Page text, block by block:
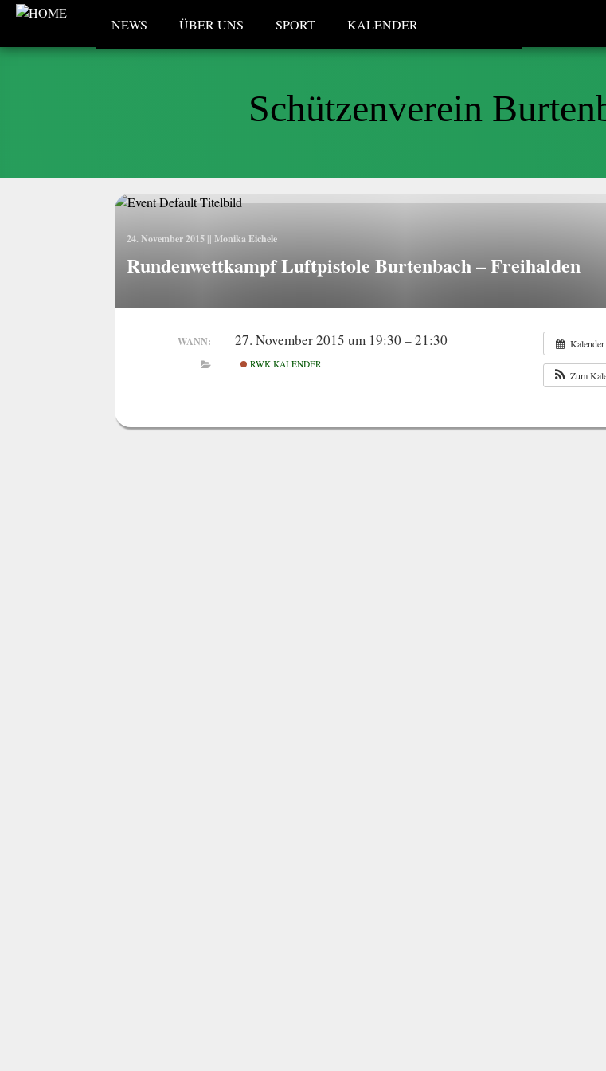
NEWS ÜBER UNS SPORT KALENDER
Schützenverein
24. November 2015 ||Monika Eichele
Rundenwettkampf Luftpistole Burtenbach – Freihalden
Kalender
Zum
WANN: 27. November 2015 um 19:30 – 21:30
RWK KALENDER